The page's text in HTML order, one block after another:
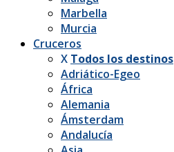
Marbella
Murcia
Cruceros
X Todos los destinos
Adriático-Egeo
África
Alemania
Ámsterdam
Andalucía